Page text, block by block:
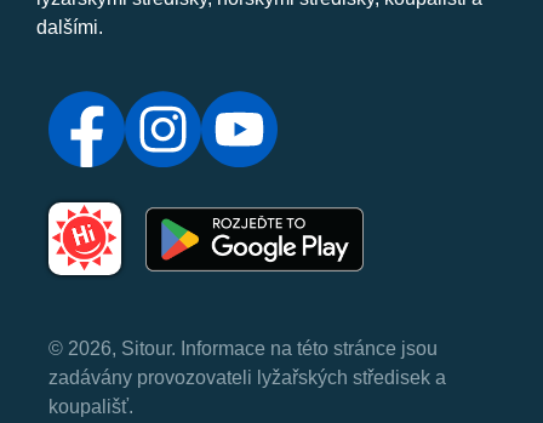
dalšími.
© 2026, Sitour. Informace na této stránce jsou
zadávány provozovateli lyžařských středisek a
koupališť.